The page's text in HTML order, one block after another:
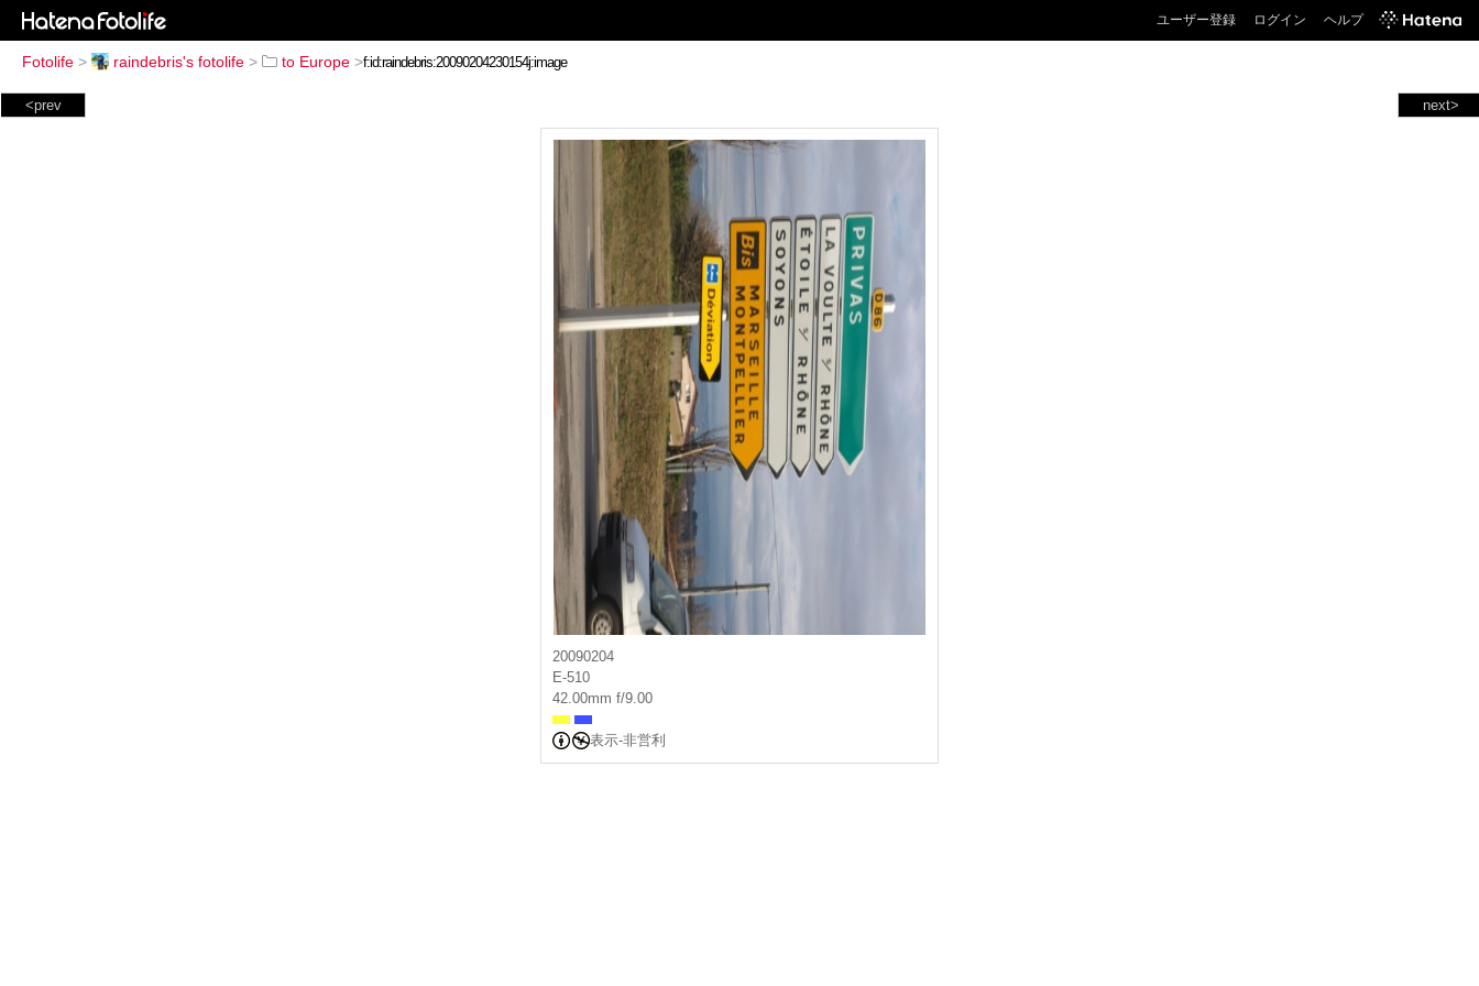
ユーザー登録 ログイン ヘルプ
Fotolife > raindebris's fotolife > to Europe >
next>
<prev
20090204
E-510
42.00mm f/9.00
表示-非営利